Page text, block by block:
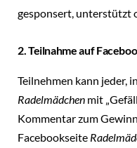
gesponsert, unterstützt
2. Teilnahme auf
Teilnehmen kann jeder,
Radelmädchen mit
Kommentar zum
Facebookseite